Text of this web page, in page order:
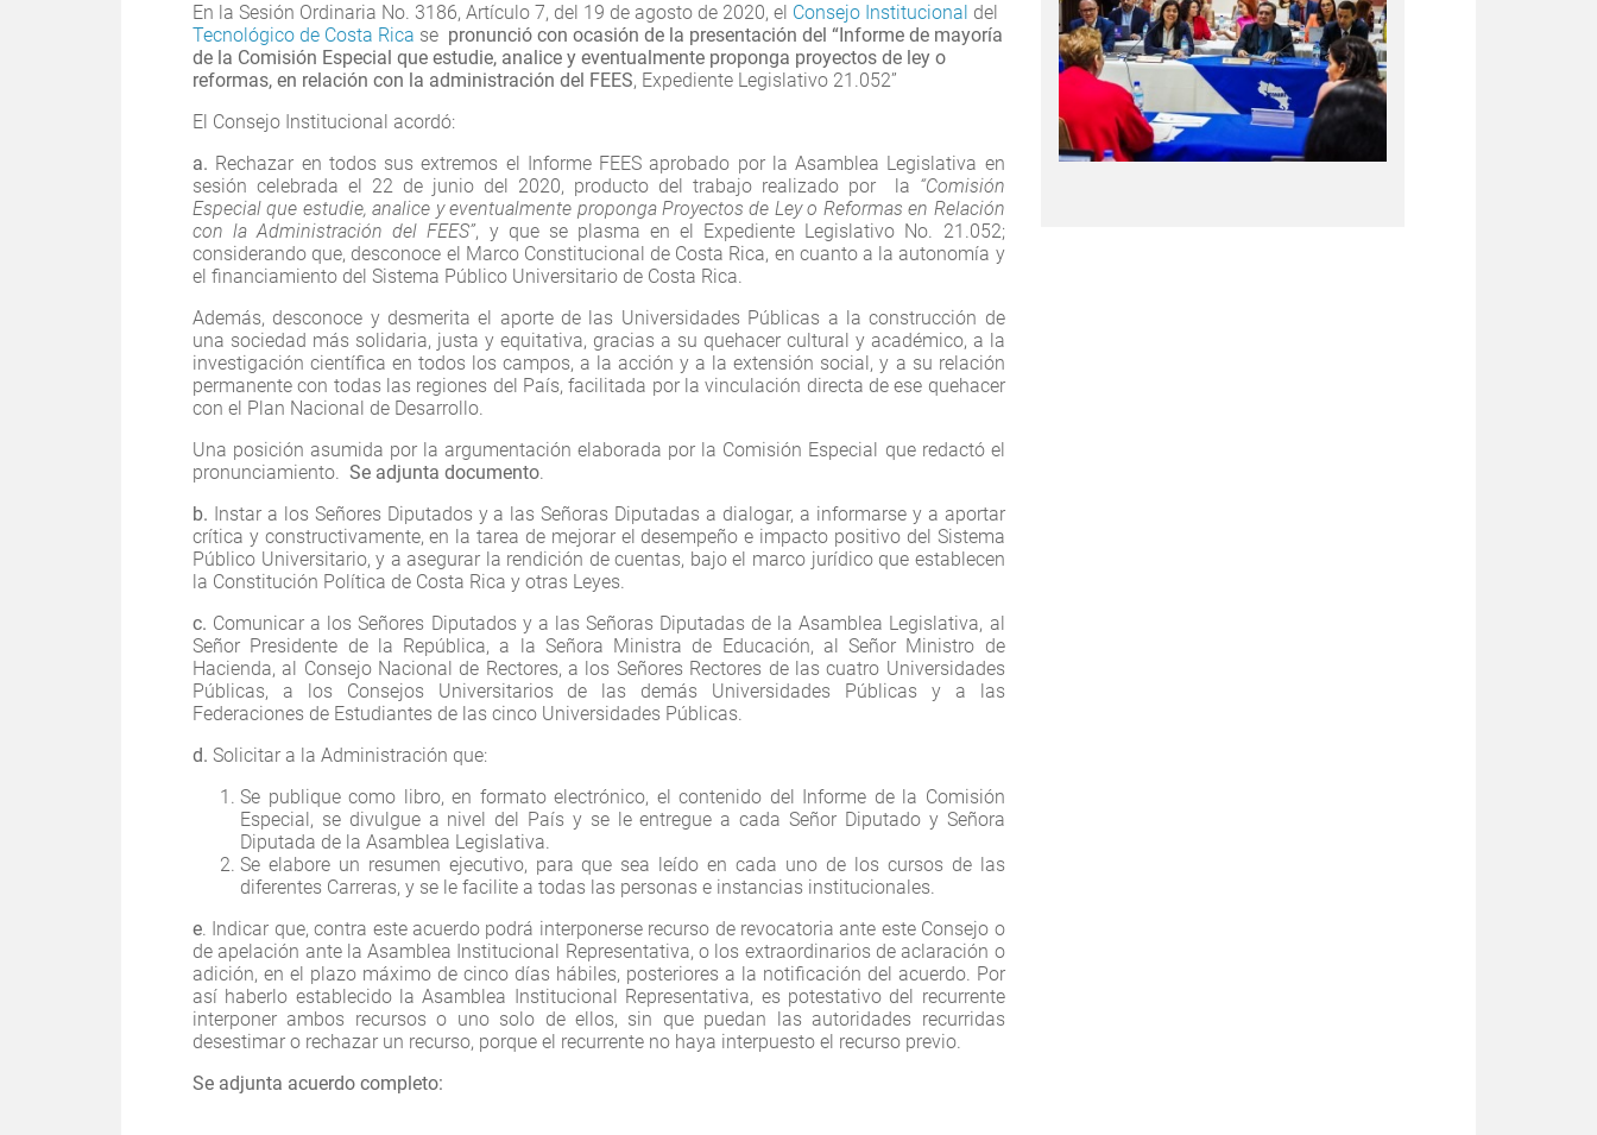
En la Sesión Ordinaria No. 3186, Artículo 7, del 19 de agosto de 2020, el Consejo Institucional del
Tecnológico de Costa Rica se pronunció con ocasión de la presentación del “Informe de mayoría
de la Comisión Especial que estudie, analice y eventualmente proponga proyectos de ley o
reformas, en relación con la administración del FEES, Expediente Legislativo 21.052”
El Consejo Institucional acordó:
a. Rechazar en todos sus extremos el Informe FEES aprobado por la Asamblea Legislativa en
sesión celebrada el 22 de junio del 2020, producto del trabajo realizado por la “Comisión
Especial que estudie, analice y eventualmente proponga Proyectos de Ley o Reformas en Relación
con la Administración del FEES”, y que se plasma en el Expediente Legislativo No. 21.052;
considerando que, desconoce el Marco Constitucional de Costa Rica, en cuanto a la autonomía y
el financiamiento del Sistema Público Universitario de Costa Rica.
Además, desconoce y desmerita el aporte de las Universidades Públicas a la construcción de
una sociedad más solidaria, justa y equitativa, gracias a su quehacer cultural y académico, a la
investigación científica en todos los campos, a la acción y a la extensión social, y a su relación
permanente con todas las regiones del País, facilitada por la vinculación directa de ese quehacer
con el Plan Nacional de Desarrollo.
Una posición asumida por la argumentación elaborada por la Comisión Especial que redactó el
pronunciamiento. Se adjunta documento.
b. Instar a los Señores Diputados y a las Señoras Diputadas a dialogar, a informarse y a aportar
crítica y constructivamente, en la tarea de mejorar el desempeño e impacto positivo del Sistema
Público Universitario, y a asegurar la rendición de cuentas, bajo el marco jurídico que establecen
la Constitución Política de Costa Rica y otras Leyes.
c. Comunicar a los Señores Diputados y a las Señoras Diputadas de la Asamblea Legislativa, al
Señor Presidente de la República, a la Señora Ministra de Educación, al Señor Ministro de
Hacienda, al Consejo Nacional de Rectores, a los Señores Rectores de las cuatro Universidades
Públicas, a los Consejos Universitarios de las demás Universidades Públicas y a las
Federaciones de Estudiantes de las cinco Universidades Públicas.
d. Solicitar a la Administración que:
Se publique como libro, en formato electrónico, el contenido del Informe de la Comisión
Especial, se divulgue a nivel del País y se le entregue a cada Señor Diputado y Señora
Diputada de la Asamblea Legislativa.
Se elabore un resumen ejecutivo, para que sea leído en cada uno de los cursos de las
diferentes Carreras, y se le facilite a todas las personas e instancias institucionales.
e. Indicar que, contra este acuerdo podrá interponerse recurso de revocatoria ante este Consejo o
de apelación ante la Asamblea Institucional Representativa, o los extraordinarios de aclaración o
adición, en el plazo máximo de cinco días hábiles, posteriores a la notificación del acuerdo. Por
así haberlo establecido la Asamblea Institucional Representativa, es potestativo del recurrente
interponer ambos recursos o uno solo de ellos, sin que puedan las autoridades recurridas
desestimar o rechazar un recurso, porque el recurrente no haya interpuesto el recurso previo.
Se adjunta acuerdo completo: